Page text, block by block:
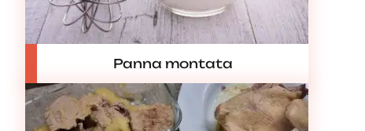
Panna montata